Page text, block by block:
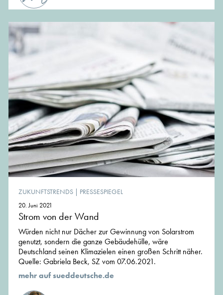
ZUKUNFTSTRENDS | PRESSESPIEGEL
20. Juni 2021
Strom von der Wand
Würden nicht nur Dächer zur Gewinnung von Solarstrom
genutzt, sondern die ganze Gebäudehülle, wäre
Deutschland seinen Klimazielen einen großen Schritt näher.
Quelle: Gabriela Beck, SZ vom 07.06.2021.
mehr auf sueddeutsche.de